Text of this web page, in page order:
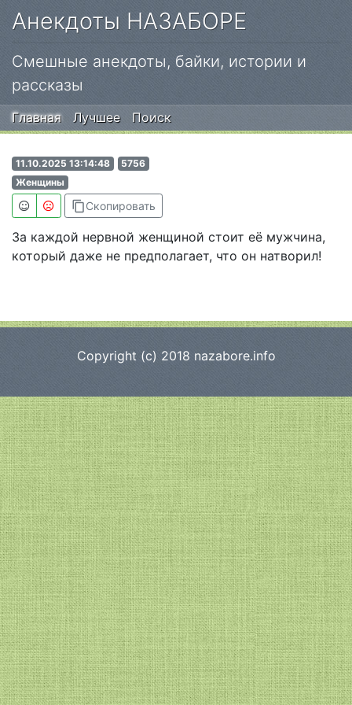
Анекдоты НАЗАБОРЕ
Смешные анекдоты, байки, истории и
рассказы
Главная Лучшее Поиск
11.10.2025 13:14:48
5756
Женщины
content_copyСкопировать
За каждой нервной женщиной стоит её мужчина,
который даже не предполагает, что он натворил!
Copyright (c) 2018 nazabore.info